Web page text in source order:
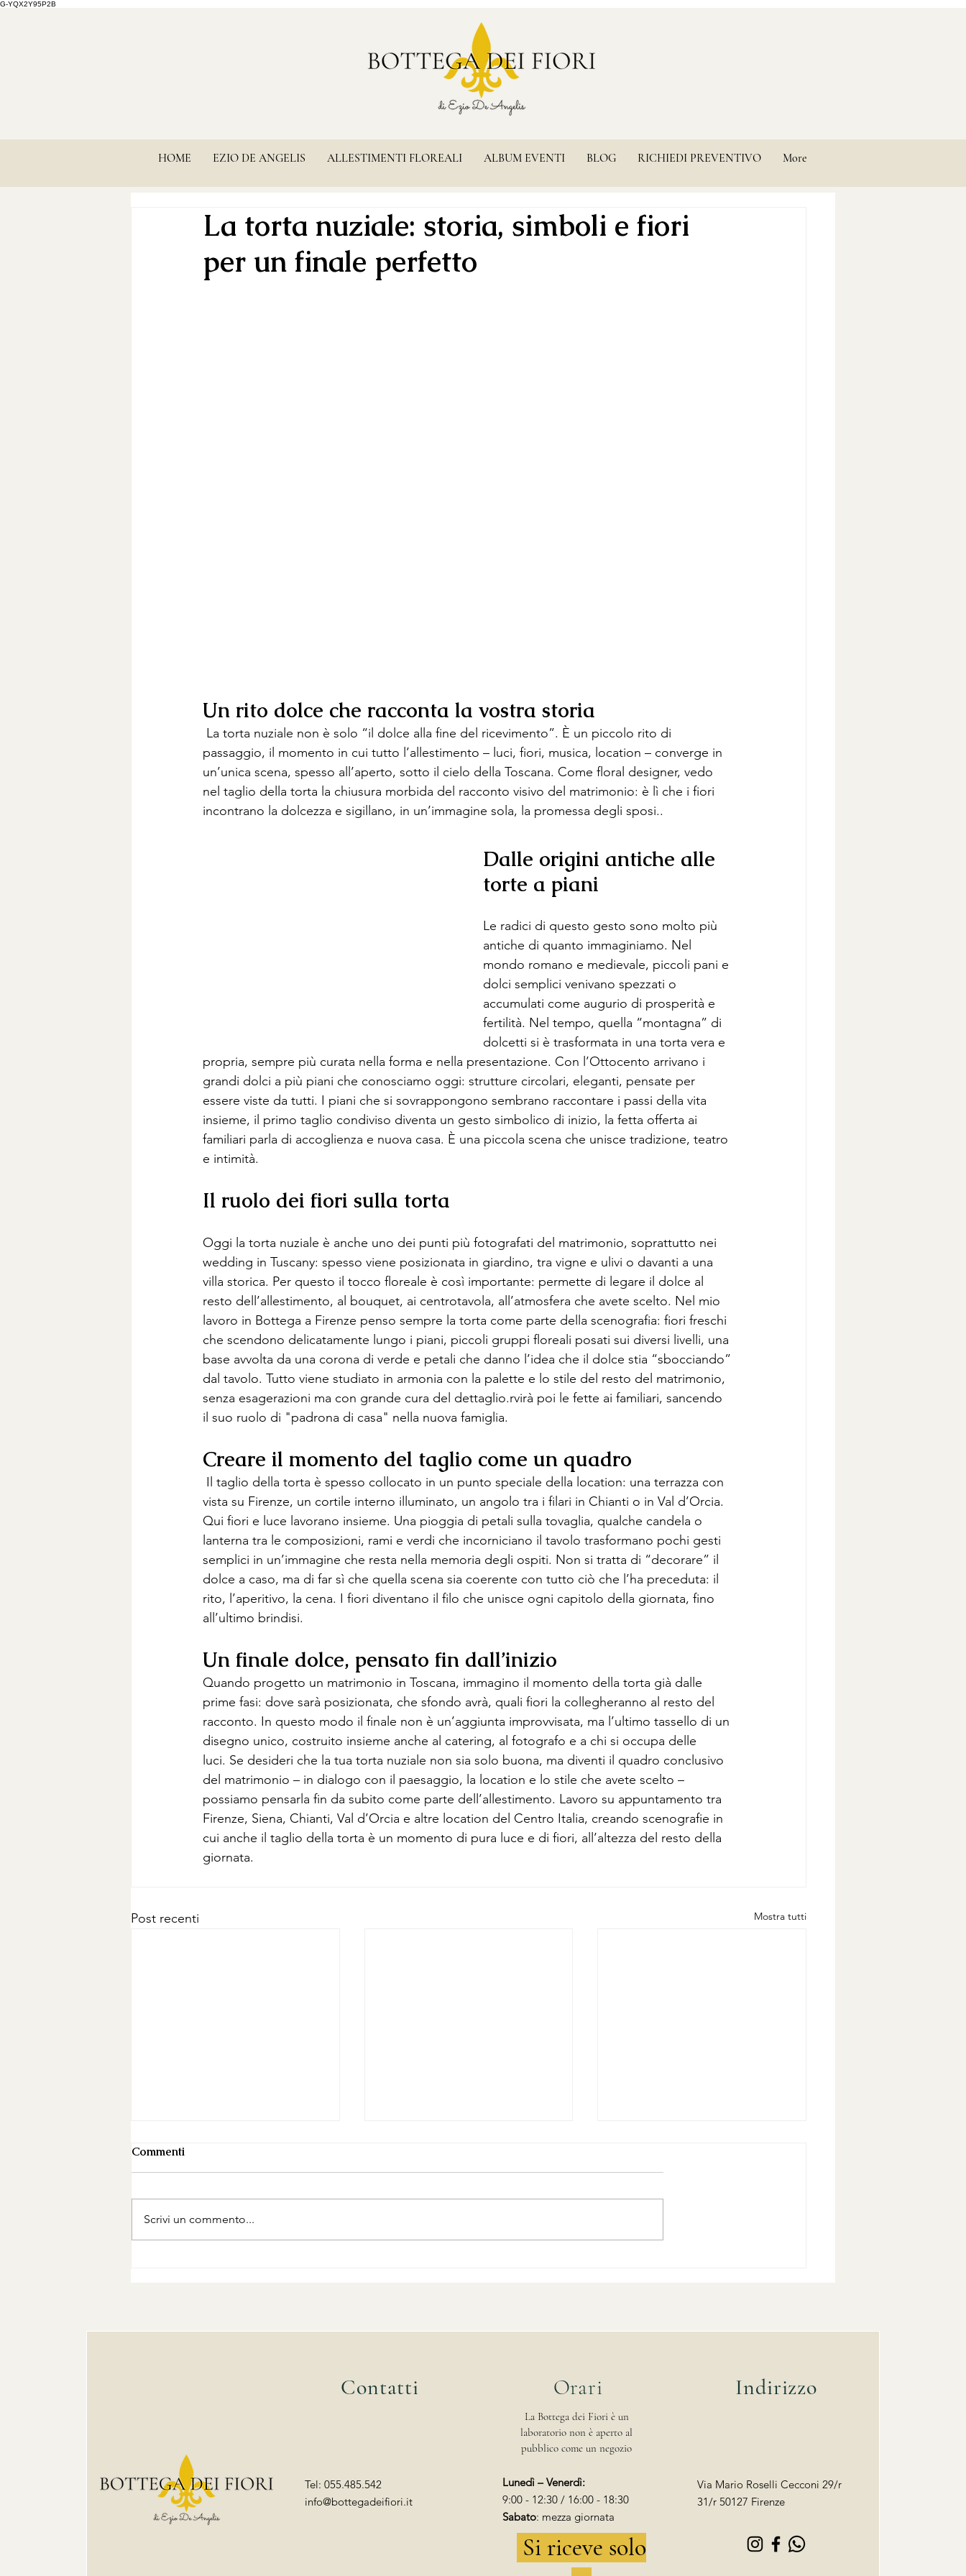
G-YQX2Y95P2B
HOME EZIO DE ANGELIS ALLESTIMENTI FLOREALI ALBUM EVENTI BLOG RICHIEDI PREVENTIVO More
La torta nuziale: storia, simboli e fiori
per un finale perfetto
Un rito dolce che racconta la vostra storia
La torta nuziale non è solo “il dolce alla fine del ricevimento”. È un piccolo rito di
passaggio, il momento in cui tutto l’allestimento – luci, fiori, musica, location – converge in
un’unica scena, spesso all’aperto, sotto il cielo della Toscana. Come floral designer, vedo
nel taglio della torta la chiusura morbida del racconto visivo del matrimonio: è lì che i fiori
incontrano la dolcezza e sigillano, in un’immagine sola, la promessa degli sposi..
Dalle origini antiche alle
torte a piani
Le radici di questo gesto sono molto più
antiche di quanto immaginiamo. Nel
mondo romano e medievale, piccoli pani e
dolci semplici venivano spezzati o
accumulati come augurio di prosperità e
fertilità. Nel tempo, quella “montagna” di
dolcetti si è trasformata in una torta vera e
propria, sempre più curata nella forma e nella presentazione. Con l’Ottocento arrivano i
grandi dolci a più piani che conosciamo oggi: strutture circolari, eleganti, pensate per
essere viste da tutti. I piani che si sovrappongono sembrano raccontare i passi della vita
insieme, il primo taglio condiviso diventa un gesto simbolico di inizio, la fetta offerta ai
familiari parla di accoglienza e nuova casa. È una piccola scena che unisce tradizione, teatro
e intimità.
Il ruolo dei fiori sulla torta
Oggi la torta nuziale è anche uno dei punti più fotografati del matrimonio, soprattutto nei
wedding in Tuscany: spesso viene posizionata in giardino, tra vigne e ulivi o davanti a una
villa storica. Per questo il tocco floreale è così importante: permette di legare il dolce al
resto dell’allestimento, al bouquet, ai centrotavola, all’atmosfera che avete scelto. Nel mio
lavoro in Bottega a Firenze penso sempre la torta come parte della scenografia: fiori freschi
che scendono delicatamente lungo i piani, piccoli gruppi floreali posati sui diversi livelli, una
base avvolta da una corona di verde e petali che danno l’idea che il dolce stia “sbocciando”
dal tavolo. Tutto viene studiato in armonia con la palette e lo stile del resto del matrimonio,
senza esagerazioni ma con grande cura del dettaglio.rvirà poi le fette ai familiari, sancendo
il suo ruolo di "padrona di casa" nella nuova famiglia.
Creare il momento del taglio come un quadro
Il taglio della torta è spesso collocato in un punto speciale della location: una terrazza con
vista su Firenze, un cortile interno illuminato, un angolo tra i filari in Chianti o in Val d’Orcia.
Qui fiori e luce lavorano insieme. Una pioggia di petali sulla tovaglia, qualche candela o
lanterna tra le composizioni, rami e verdi che incorniciano il tavolo trasformano pochi gesti
semplici in un’immagine che resta nella memoria degli ospiti. Non si tratta di “decorare” il
dolce a caso, ma di far sì che quella scena sia coerente con tutto ciò che l’ha preceduta: il
rito, l’aperitivo, la cena. I fiori diventano il filo che unisce ogni capitolo della giornata, fino
all’ultimo brindisi.
Un finale dolce, pensato fin dall’inizio
Quando progetto un matrimonio in Toscana, immagino il momento della torta già dalle
prime fasi: dove sarà posizionata, che sfondo avrà, quali fiori la collegheranno al resto del
racconto. In questo modo il finale non è un’aggiunta improvvisata, ma l’ultimo tassello di un
disegno unico, costruito insieme anche al catering, al fotografo e a chi si occupa delle
luci. Se desideri che la tua torta nuziale non sia solo buona, ma diventi il quadro conclusivo
del matrimonio – in dialogo con il paesaggio, la location e lo stile che avete scelto –
possiamo pensarla fin da subito come parte dell’allestimento. Lavoro su appuntamento tra
Firenze, Siena, Chianti, Val d’Orcia e altre location del Centro Italia, creando scenografie in
cui anche il taglio della torta è un momento di pura luce e di fiori, all’altezza del resto della
giornata.
Post recenti Mostra tutti
Commenti
Scrivi un commento...
Contatti
Tel: 055.485.542
info@bottegadeifiori.it
Orari
La Bottega dei Fiori è un
laboratorio non è aperto al
pubblico come un negozio
Lunedì – Venerdì:
9:00 - 12:30 / 16:00 - 18:30
Sabato: mezza giornata
Si riceve solo
Indirizzo
Via Mario Roselli Cecconi 29/r
31/r 50127 Firenze